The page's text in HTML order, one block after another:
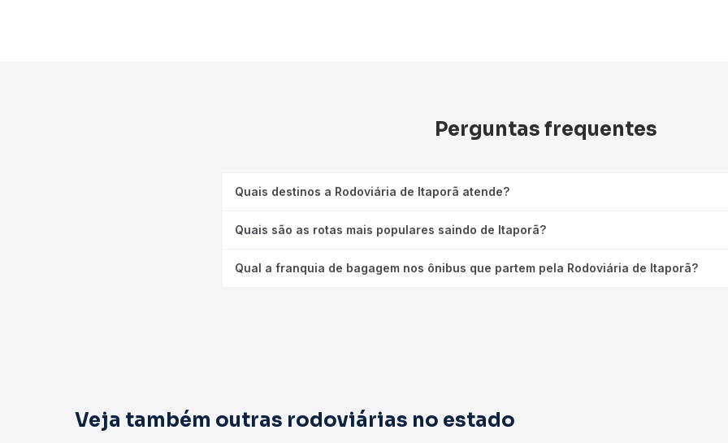
Perguntas frequentes
Quais destinos a Rodoviária de Itaporã atende?
Quais são as rotas mais populares saindo de Itaporã?
Qual a franquia de bagagem nos ônibus que partem pela Rodoviária de Itaporã?
Veja também outras rodoviárias no estado